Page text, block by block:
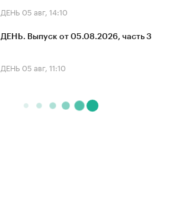
ДЕНЬ 05 авг, 14:10
ДЕНЬ. Выпуск от 05.08.2026, часть 3
ДЕНЬ 05 авг, 11:10